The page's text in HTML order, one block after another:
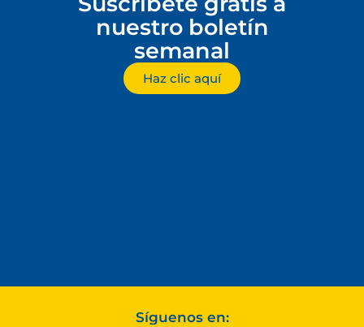
nuestro boletín
semanal
Haz clic aquí
Síguenos en: